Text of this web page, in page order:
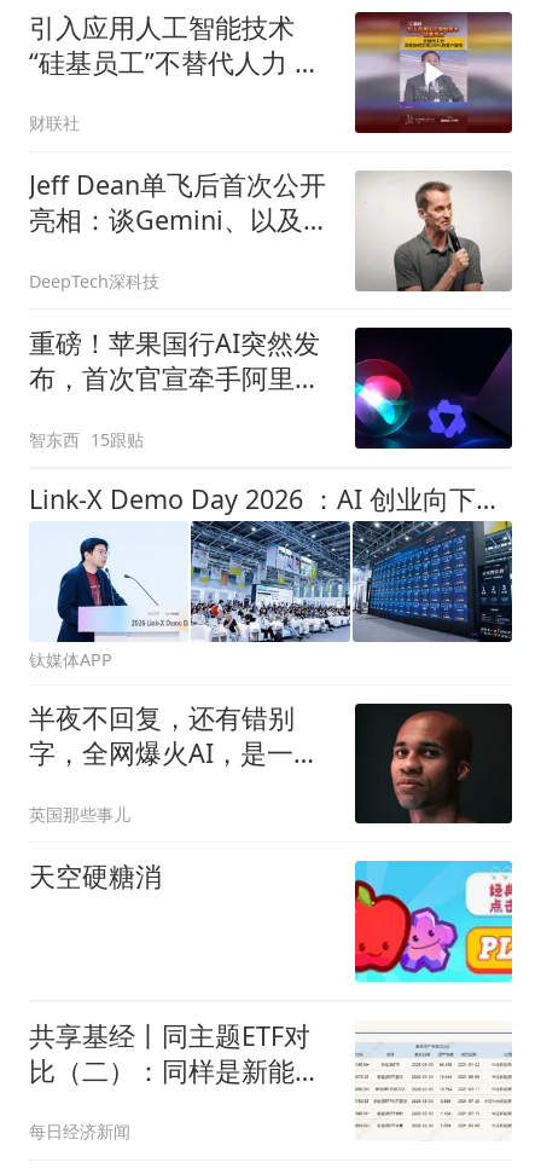
引入应用人工智能技术
“硅基员工”不替代人力 而
务
财联社
Jeff Dean单飞后首次公开
亮相：谈Gemini、以及什
DeepTech深科技
重磅！苹果国行AI突然发
布，首次官宣牵手阿里，
智东西 15跟贴
Link-X Demo Day 2026 ：AI 创业向下扎根、向外延伸、向内深入
钛媒体APP
半夜不回复，还有错别
字，全网爆火AI，是一个
息？！
英国那些事儿
天空硬糖消
共享基经丨同主题ETF对
比（二）：同样是新能源
什么不同？
每日经济新闻